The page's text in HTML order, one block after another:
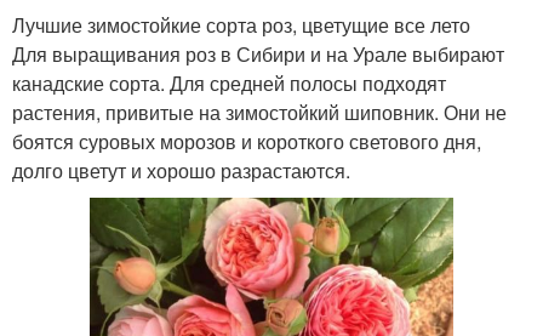
Лучшие зимостойкие сорта роз, цветущие все лето
Для выращивания роз в Сибири и на Урале выбирают
канадские сорта. Для средней полосы подходят
растения, привитые на зимостойкий шиповник. Они не
боятся суровых морозов и короткого светового дня,
долго цветут и хорошо разрастаются.